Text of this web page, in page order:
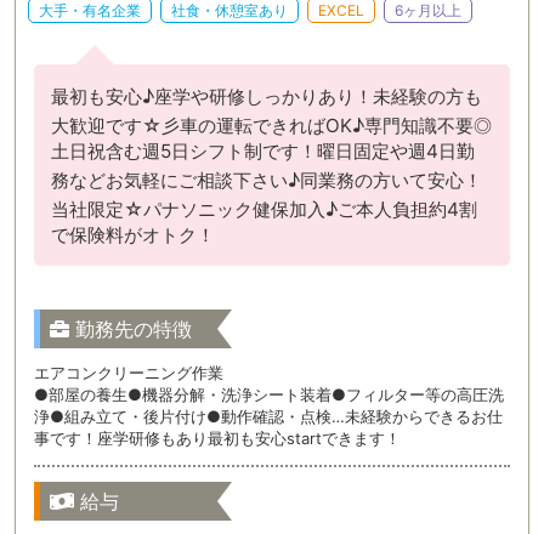
大手・有名企業
社食・休憩室あり EXCEL 6ヶ月以上
最初も安心♪座学や研修しっかりあり！未経験の方も
大歓迎です☆彡車の運転できればOK♪専門知識不要◎
土日祝含む週5日シフト制です！曜日固定や週4日勤
務などお気軽にご相談下さい♪同業務の方いて安心！
当社限定☆パナソニック健保加入♪ご本人負担約4割
で保険料がオトク！
勤務先の特徴
エアコンクリーニング作業
●部屋の養生●機器分解・洗浄シート装着●フィルター等の高圧洗
浄●組み立て・後片付け●動作確認・点検…未経験からできるお仕
事です！座学研修もあり最初も安心startできます！
給与